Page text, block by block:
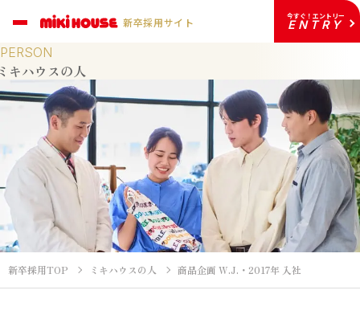
新卒採用サイト 今すぐ！エントリー
ENTRY
PERSON
キハウスの人
新卒採用TOP ミキハウスの人 商品企画 W.J.・2017年 入社